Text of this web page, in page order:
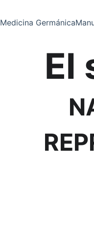
Medicina Germánica
El